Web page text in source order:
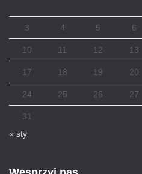
3 4 5 6
10 11 12 13
17 18 19 20
24 25 26 27
31
« sty